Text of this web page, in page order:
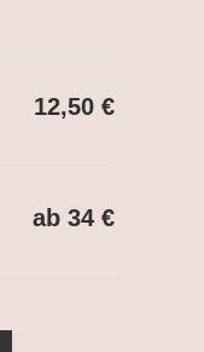
12,50 €
ab 34 €